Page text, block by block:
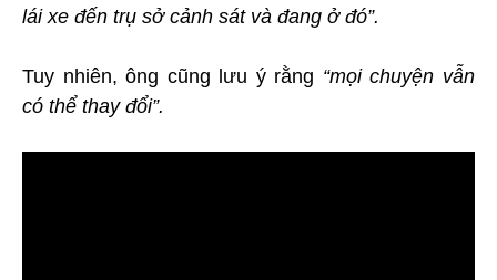
lái xe đến trụ sở cảnh sát và đang ở đó”.
Tuy nhiên, ông cũng lưu ý rằng “mọi chuyện vẫn
có thể thay đổi”.